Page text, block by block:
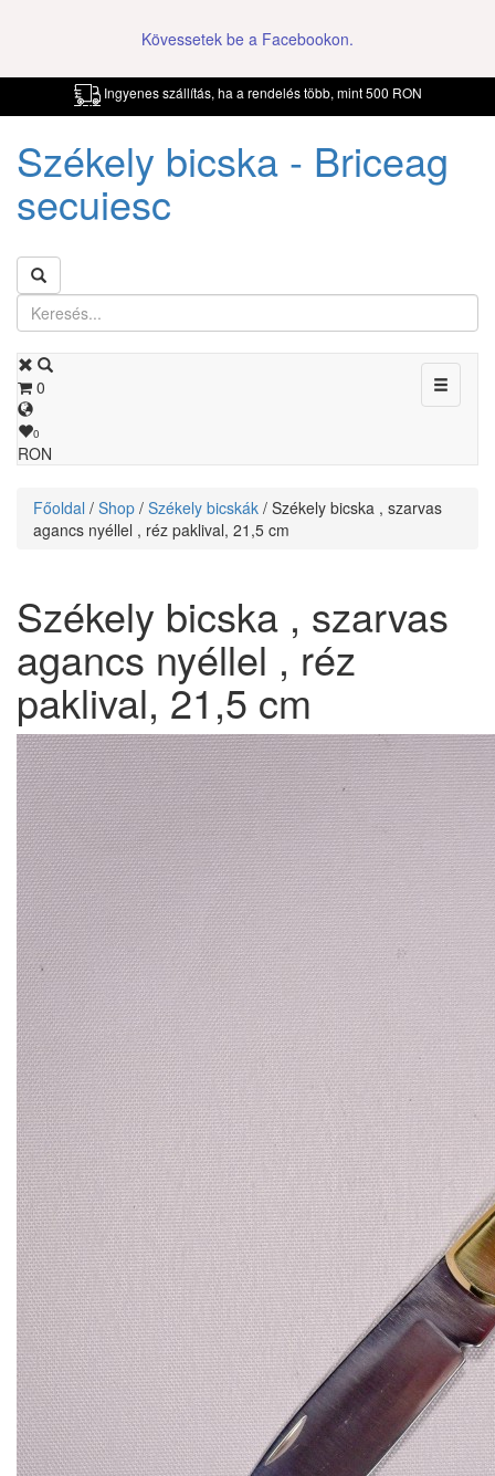
Kövessetek be a Facebookon.
Ingyenes szállítás, ha a rendelés több, mint 500 RON
Székely bicska - Briceag
secuiesc
Toggle
0
0
RON
Főoldal / Shop / Székely bicskák / Székely bicska , szarvas
agancs nyéllel , réz paklival, 21,5 cm
Székely bicska , szarvas
agancs nyéllel , réz
paklival, 21,5 cm